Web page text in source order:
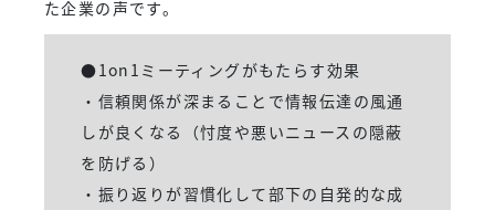
た企業の声です。
●1on1ミーティングがもたらす効果
・信頼関係が深まることで情報伝達の風通
しが良くなる（忖度や悪いニュースの隠蔽
を防げる）
・振り返りが習慣化して部下の自発的な成